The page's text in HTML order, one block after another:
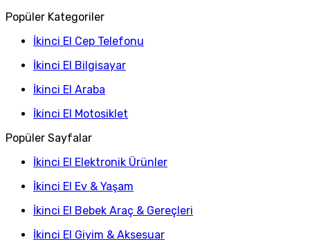
Popüler Kategoriler
İkinci El Cep Telefonu
İkinci El Bilgisayar
İkinci El Araba
İkinci El Motosiklet
Popüler Sayfalar
İkinci El Elektronik Ürünler
İkinci El Ev & Yaşam
İkinci El Bebek Araç & Gereçleri
İkinci El Giyim & Aksesuar